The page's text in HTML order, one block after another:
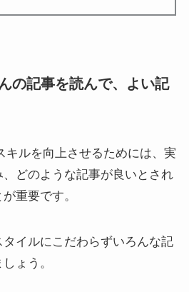
の記事を読んで、よい記
キルを向上させるためには、実
どのような記事が良いとされ
重要です。
イルにこだわらずいろんな記
ょう。